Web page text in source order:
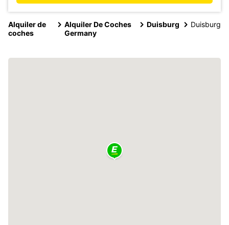
Alquiler de
coches
Alquiler De Coches
Germany
Duisburg Duisburg